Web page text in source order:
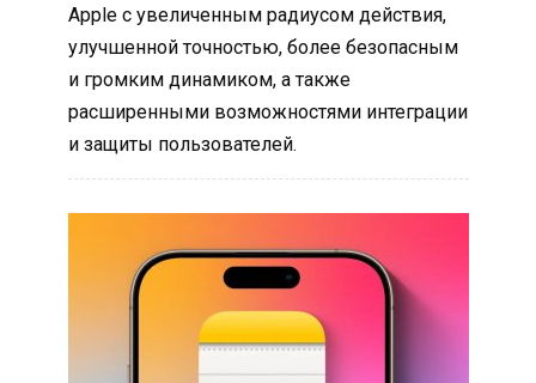
Apple с увеличенным радиусом действия,
улучшенной точностью, более безопасным
и громким динамиком, а также
расширенными возможностями интеграции
и защиты пользователей.